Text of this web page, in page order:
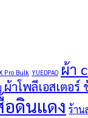
Pro Bulk YUEDPAO ผ้า
ผ้าโพลีเอสเตอร์
อดินแดง ร้าน